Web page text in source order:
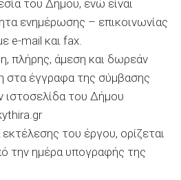
του Δήμου, ενώ είναι
ενημέρωσης – επικοινωνίας
e-mail και fax.
πλήρης, άμεση και δωρεάν
στα έγγραφα της σύμβασης
του Δήμου
του έργου, ορίζεται
την ημέρα υπογραφής της